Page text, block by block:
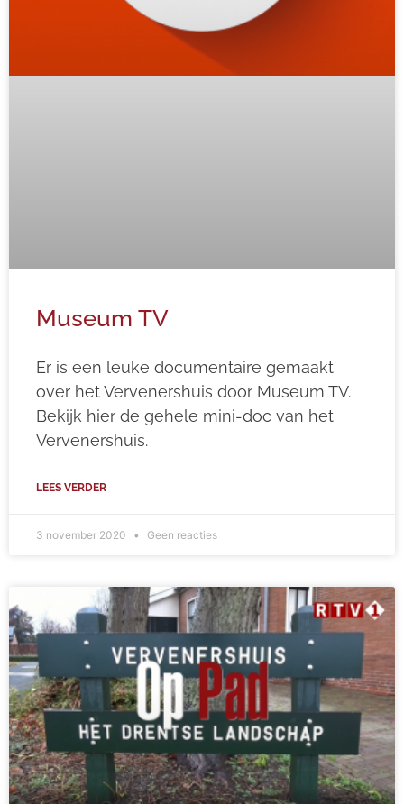
Museum TV
Er is een leuke documentaire gemaakt
over het Vervenershuis door Museum TV.
Bekijk hier de gehele mini-doc van het
Vervenershuis.
LEES VERDER
3 november 2020 Geen reacties